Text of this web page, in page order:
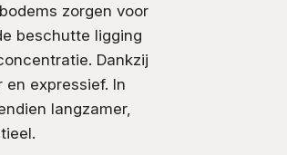
zorgen voor
beschutte ligging
Dankzij
expressief. In
langzamer,